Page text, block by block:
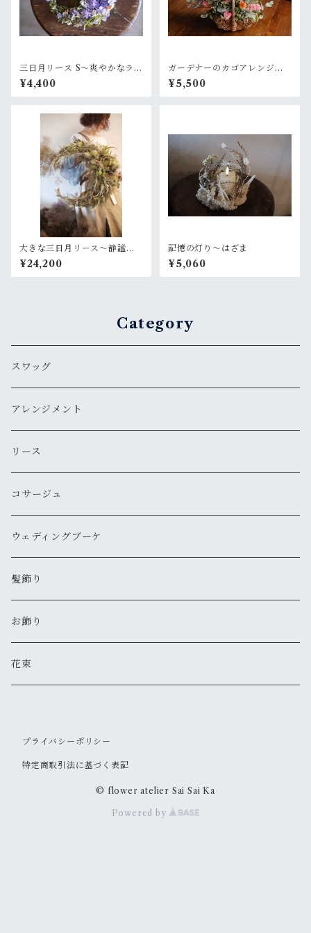
三日月リース S〜爽やかなラベ
ンダーグリーン
¥4,400
ガーデナーのカゴアレンジM~
オレンジ黄色【オーダー後制
作】
¥5,500
大きな三日月リース〜静謐な
月
¥24,200
記憶の灯り〜はざま
¥5,060
Category
スワッグ
アレンジメント
リース
コサージュ
ウェディングブーケ
髪飾り
お飾り
花束
プライバシーポリシー
特定商取引法に基づく表記
© flower atelier Sai Sai Ka
Powered by